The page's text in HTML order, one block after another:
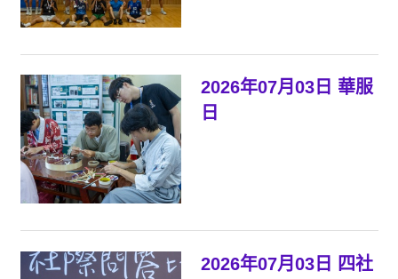
2026年07月03日 華服
日
2026年07月03日 四社